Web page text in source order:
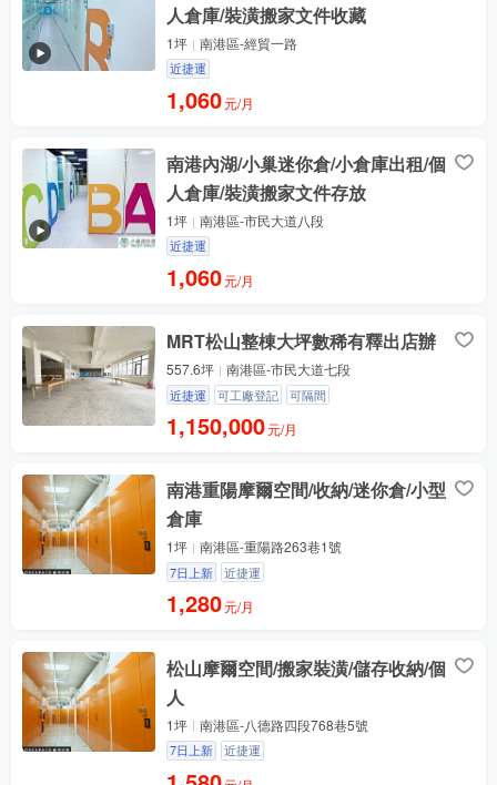
人倉庫/裝潢搬家文件收藏
1坪 南港區-經貿一路
近捷運
1,060元/月
南港內湖/小巢迷你倉/小倉庫出租/個
人倉庫/裝潢搬家文件存放
1坪 南港區-市民大道八段
近捷運
1,060元/月
MRT松山整棟大坪數稀有釋出店辦
557.6坪 南港區-市民大道七段
近捷運 可工廠登記 可隔間
1,150,000元/月
南港重陽摩爾空間/收納/迷你倉/小型
倉庫
1坪 南港區-重陽路263巷1號
7日上新 近捷運
1,280元/月
松山摩爾空間/搬家裝潢/儲存收納/個
人
1坪 南港區-八德路四段768巷5號
7日上新 近捷運